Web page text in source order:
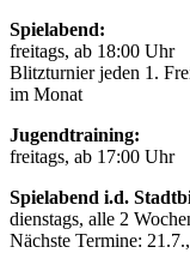
Spielabend:
freitags, ab 18:00 Uhr
Blitzturnier jeden 1.
im Monat
Jugendtraining:
freitags, ab 17:00 Uhr
Spielabend i.d.
dienstags, alle 2
Nächste Termine: